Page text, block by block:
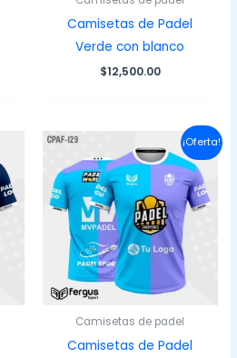
Camisetas de Padel
Verde con blanco
$12,500.00
¡Oferta!
Camisetas de padel
Camisetas de Padel